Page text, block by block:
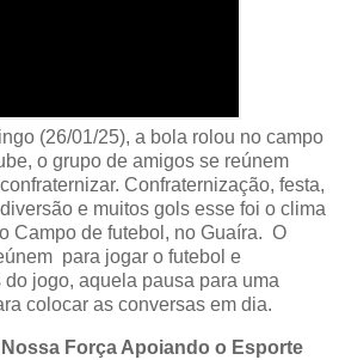
(26/01/25), a bola rolou no campo
o grupo de amigos se reúnem
Confraternização, festa,
e muitos gols esse foi o clima
Campo de futebol, no Guaíra. O
para jogar o futebol e
jogo, aquela pausa para uma
colocar as conversas em dia.
Nossa Força Apoiando o Esporte